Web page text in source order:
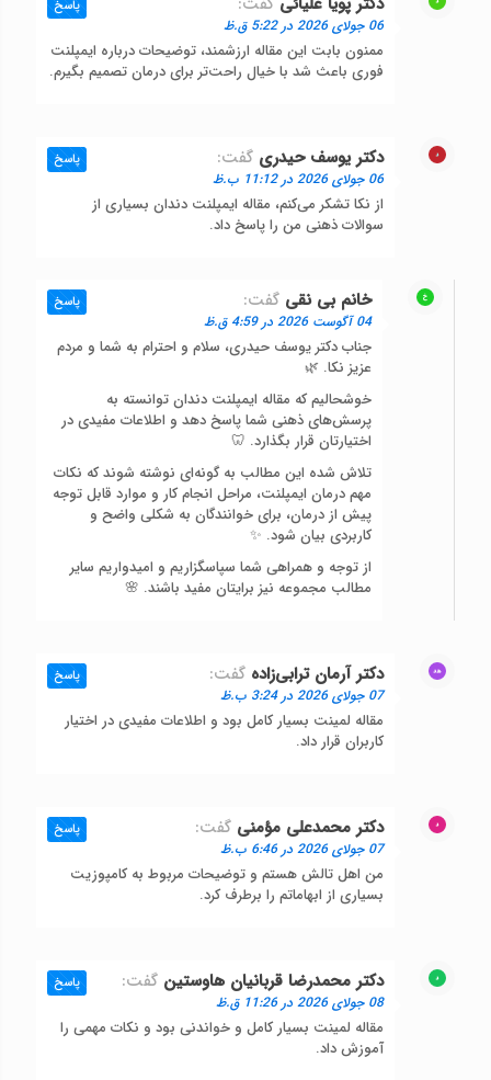
06 جولای 2026 در 5:22 ق.ظ
ممنون بابت این مقاله ارزشمند، توضیحات درباره ایمپلنت
فوری باعث شد با خیال راحت‌تر برای درمان تصمیم بگیرم.
پاسخ
دکتر یوسف حیدری گفت:
06 جولای 2026 در 11:12 ب.ظ
از نکا تشکر می‌کنم، مقاله ایمپلنت دندان بسیاری از
سوالات ذهنی من را پاسخ داد.
پاسخ
خانم بی نقی گفت:
04 آگوست 2026 در 4:59 ق.ظ
جناب دکتر یوسف حیدری، سلام و احترام به شما و مردم
عزیز نکا. 🌿
خوشحالیم که مقاله ایمپلنت دندان توانسته به
پرسش‌های ذهنی شما پاسخ دهد و اطلاعات مفیدی در
اختیارتان قرار بگذارد. 🦷
تلاش شده این مطالب به گونه‌ای نوشته شوند که نکات
مهم درمان ایمپلنت، مراحل انجام کار و موارد قابل توجه
پیش از درمان، برای خوانندگان به شکلی واضح و
کاربردی بیان شود. ✨
از توجه و همراهی شما سپاسگزاریم و امیدواریم سایر
مطالب مجموعه نیز برایتان مفید باشند. 🌸
پاسخ
دکتر آرمان ترابی‌زاده گفت:
07 جولای 2026 در 3:24 ب.ظ
مقاله لمینت بسیار کامل بود و اطلاعات مفیدی در اختیار
کاربران قرار داد.
پاسخ
دکتر محمدعلی مؤمنی گفت:
07 جولای 2026 در 6:46 ب.ظ
من اهل تالش هستم و توضیحات مربوط به کامپوزیت
بسیاری از ابهاماتم را برطرف کرد.
پاسخ
دکتر محمدرضا قربانیان هاوستین گفت:
08 جولای 2026 در 11:26 ق.ظ
مقاله لمینت بسیار کامل و خواندنی بود و نکات مهمی را
آموزش داد.
پاسخ